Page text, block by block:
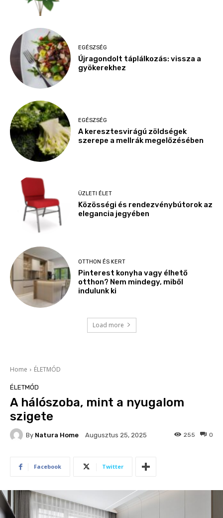
EGÉSZSÉG
Újragondolt táplálkozás: vissza a
gyökerekhez
EGÉSZSÉG
A keresztesvirágú zöldségek
szerepe a mellrák megelőzésében
ÜZLETI ÉLET
Közösségi és rendezvénybútorok az
elegancia jegyében
OTTHON ÉS KERT
Pinterest konyha vagy élhető
otthon? Nem mindegy, miből
indulunk ki
Load more